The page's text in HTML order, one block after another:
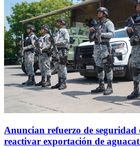
Anuncian refuerzo de
reactivar exportación de